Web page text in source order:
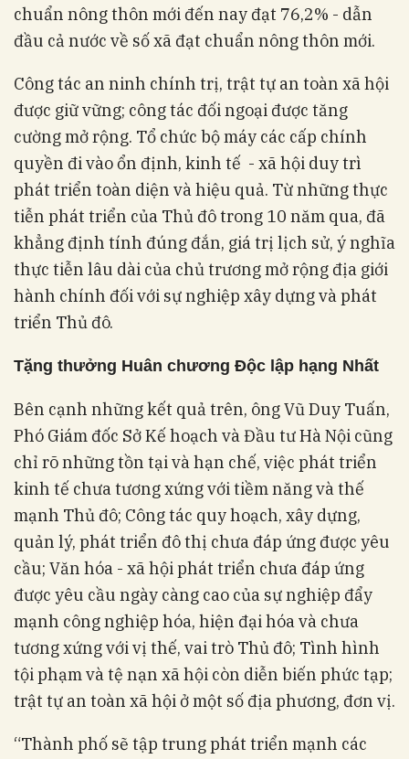
chuẩn nông thôn mới đến nay đạt 76,2% - dẫn
đầu cả nước về số xã đạt chuẩn nông thôn mới.
Công tác an ninh chính trị, trật tự an toàn xã hội
được giữ vững; công tác đối ngoại được tăng
cường mở rộng. Tổ chức bộ máy các cấp chính
quyền đi vào ổn định, kinh tế - xã hội duy trì
phát triển toàn diện và hiệu quả. Từ những thực
tiễn phát triển của Thủ đô trong 10 năm qua, đã
khẳng định tính đúng đắn, giá trị lịch sử, ý nghĩa
thực tiễn lâu dài của chủ trương mở rộng địa giới
hành chính đối với sự nghiệp xây dựng và phát
triển Thủ đô.
Tặng thưởng Huân chương Độc lập hạng Nhất
Bên cạnh những kết quả trên, ông Vũ Duy Tuấn,
Phó Giám đốc Sở Kế hoạch và Đầu tư Hà Nội cũng
chỉ rõ những tồn tại và hạn chế, việc phát triển
kinh tế chưa tương xứng với tiềm năng và thế
mạnh Thủ đô; Công tác quy hoạch, xây dựng,
quản lý, phát triển đô thị chưa đáp ứng được yêu
cầu; Văn hóa - xã hội phát triển chưa đáp ứng
được yêu cầu ngày càng cao của sự nghiệp đẩy
mạnh công nghiệp hóa, hiện đại hóa và chưa
tương xứng với vị thế, vai trò Thủ đô; Tình hình
tội phạm và tệ nạn xã hội còn diễn biến phức tạp;
trật tự an toàn xã hội ở một số địa phương, đơn vị.
“Thành phố sẽ tập trung phát triển mạnh các